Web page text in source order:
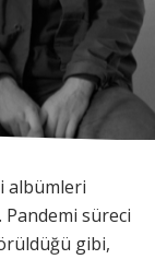
albümleri
Pandemi süreci
gibi,